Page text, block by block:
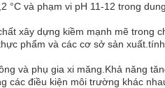
và phạm vi pH 11-12 trong
xây dựng kiềm mạnh mẽ trong
phẩm và các cơ sở sản
và phụ gia xi măng.Khả năng
các điều kiện môi trường khác